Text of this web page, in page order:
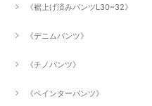
《裾上げ済みパンツL30~32》
《デニムパンツ》
《チノパンツ》
《ペインターパンツ》